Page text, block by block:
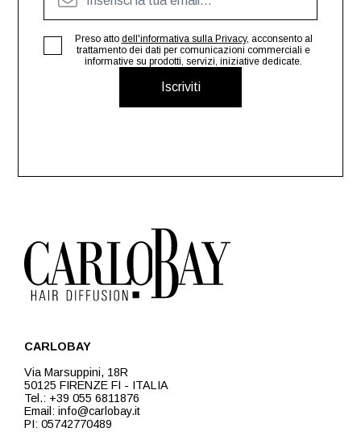
Iscriviti
Preso atto dell'informativa sulla Privacy, acconsento al
trattamento dei dati per comunicazioni commerciali e
informative su prodotti, servizi, iniziative dedicate.
CARLOBAY
Via Marsuppini, 18R
50125 FIRENZE FI - ITALIA
Tel.: +39 055 6811876
Email: info@carlobay.it
PI: 05742770489